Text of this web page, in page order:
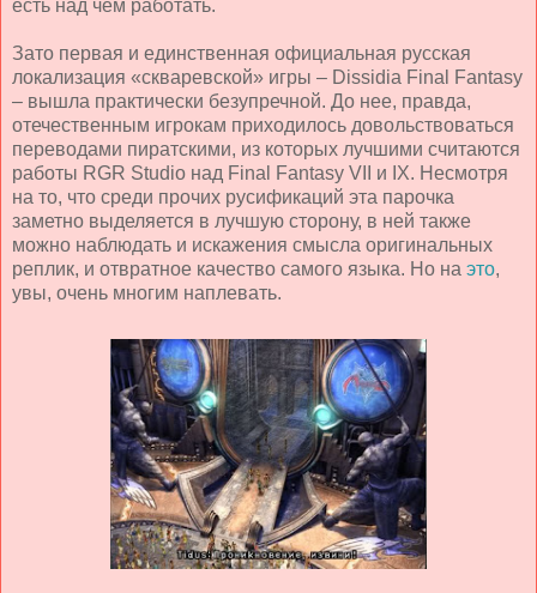
есть над чем работать.
Зато первая и единственная официальная русская
локализация «скваревской» игры – Dissidia Final
Fantasy
– вышла практически безупречной. До нее, правда,
отечественным игрокам приходилось довольствоваться
переводами пиратскими, из которых лучшими считаются
работы RGR Studio над Final Fantasy VII и IX. Несмотря
на то, что среди прочих русификаций эта парочка
заметно выделяется в лучшую сторону, в ней также
можно наблюдать и искажения смысла оригинальных
реплик, и отвратное качество самого языка. Но на это,
увы, очень многим наплевать.